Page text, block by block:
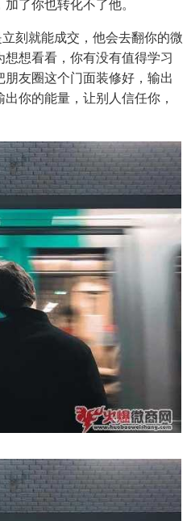
了你也转化不了他。
就能成交，他会去翻你的微
想看看，你有没有值得学习
友圈这个门面装修好，输出
你的能量，让别人信任你，